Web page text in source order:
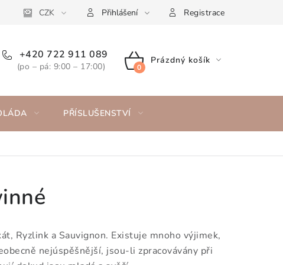
CZK Přihlášení Registrace
+420 722 911 089
(po – pá: 9:00 – 17:00)
NÁKUPNÍ
Prázdný košík
PŘÍSLUŠENSTVÍ
Ryzlink a Sauvignon. Existuje mnoho výjimek,
nejúspěšnější, jsou-li zpracovávány při